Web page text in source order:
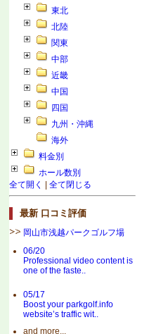
東北
北陸
関東
中部
近畿
中国
四国
九州・沖縄
海外
料金別
ホール数別
全て開く
全て閉じる
最新 口コミ評価
岡山市浅越パークゴルフ場
06/20
Professional video content is
one of the faste..
05/17
Boost your parkgolf.info
website’s traffic wit..
and more...